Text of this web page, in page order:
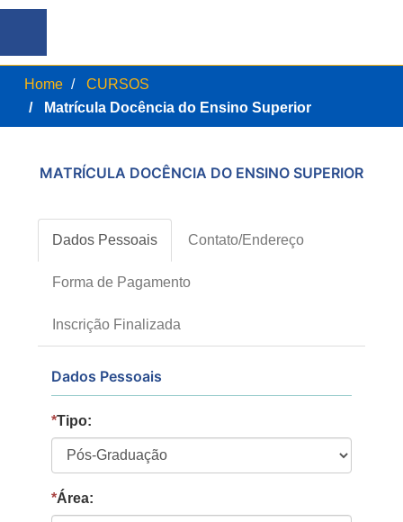
Home
CURSOS
Matrícula Docência do Ensino Superior
MATRÍCULA DOCÊNCIA DO ENSINO SUPERIOR
Dados Pessoais Contato/Endereço
Forma de Pagamento
Inscrição Finalizada
Dados Pessoais
*Tipo:
*Área: